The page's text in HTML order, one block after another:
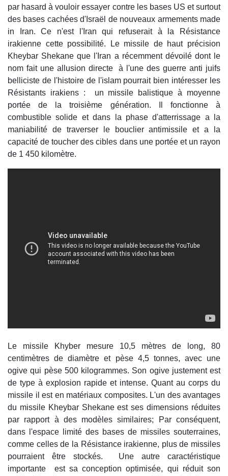
par hasard à vouloir essayer contre les bases US et surtout
des bases cachées d'Israël de nouveaux armements made
in Iran. Ce n'est l'Iran qui refuserait à la Résistance
irakienne cette possibilité. Le missile de haut précision
Kheybar Shekane que l'Iran a récemment dévoilé dont le
nom fait une allusion directe à l'une des guerre anti juifs
belliciste de l'histoire de l'islam pourrait bien intéresser les
Résistants irakiens : un missile balistique à moyenne
portée de la troisième génération. Il fonctionne à
combustible solide et dans la phase d'atterrissage a la
maniabilité de traverser le bouclier antimissile et a la
capacité de toucher des cibles dans une portée et un rayon
de 1 450 kilomètre.
Le missile Khyber mesure 10,5 mètres de long, 80
centimètres de diamètre et pèse 4,5 tonnes, avec une
ogive qui pèse 500 kilogrammes. Son ogive justement est
de type à explosion rapide et intense. Quant au corps du
missile il est en matériaux composites. L'un des avantages
du missile Kheybar Shekane est ses dimensions réduites
par rapport à des modèles similaires; Par conséquent,
dans l'espace limité des bases de missiles souterraines,
comme celles de la Résistance irakienne, plus de missiles
pourraient être stockés. Une autre caractéristique
importante est sa conception optimisée, qui réduit son